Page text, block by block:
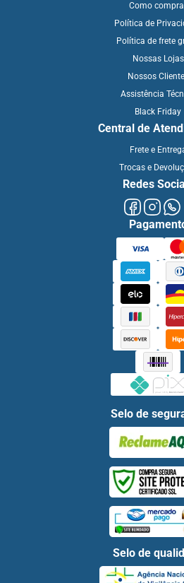
Como
Política de
Política de frete
Nossas Lojas
Nossos
Assistência
Black Friday
Central de
Frete e
Trocas e
Redes
Selo de
Selo de